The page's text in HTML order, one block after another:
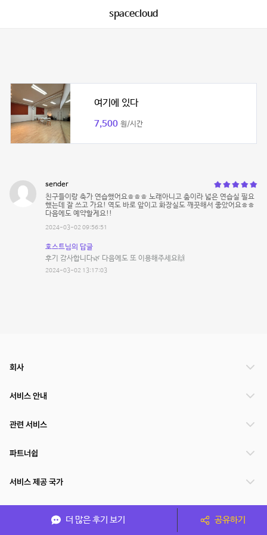
spacecloud
여기에 있다
7,500 원/시간
sender
친구들이랑 축가 연습했어요ㅎㅎㅎ 노래아니고 춤이라 넓은 연습실 필요
했는데 잘 쓰고 가요! 역도 바로 앞이고 화장실도 깨끗해서 좋았어요ㅎㅎ
다음에도 예약할게요!!
2024-03-02 09:56:51
호스트님의 답글
후기 감사합니다🌿 다음에도 또 이용해주세요🙌
2024-03-02 13:17:03
더 많은 후기 보기 공유하기
회사
서비스 안내
관련 서비스
파트너쉽
서비스 제공 국가
(주)NSPACE 사업자정보